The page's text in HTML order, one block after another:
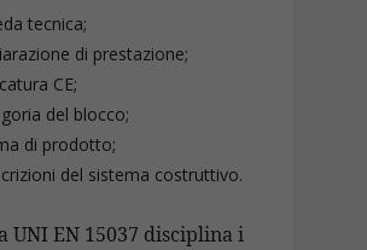
tecnica;
di prestazione;
CE;
del blocco;
di prodotto;
del sistema costruttivo.
UNI EN 15037 disciplina i